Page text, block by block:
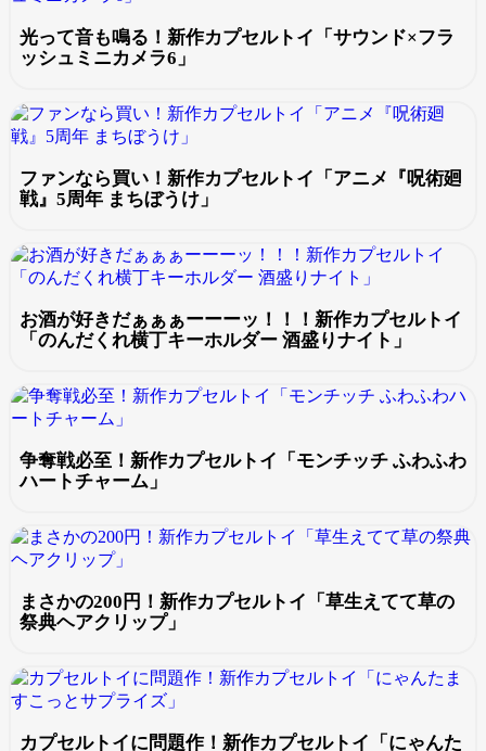
光って音も鳴る！新作カプセルトイ「サウンド×フラ
ッシュミニカメラ6」
ファンなら買い！新作カプセルトイ「アニメ『呪術廻
戦』5周年 まちぼうけ」
お酒が好きだぁぁぁーーーッ！！！新作カプセルトイ
「のんだくれ横丁キーホルダー 酒盛りナイト」
争奪戦必至！新作カプセルトイ「モンチッチ ふわふわ
ハートチャーム」
まさかの200円！新作カプセルトイ「草生えてて草の
祭典ヘアクリップ」
カプセルトイに問題作！新作カプセルトイ「にゃんた